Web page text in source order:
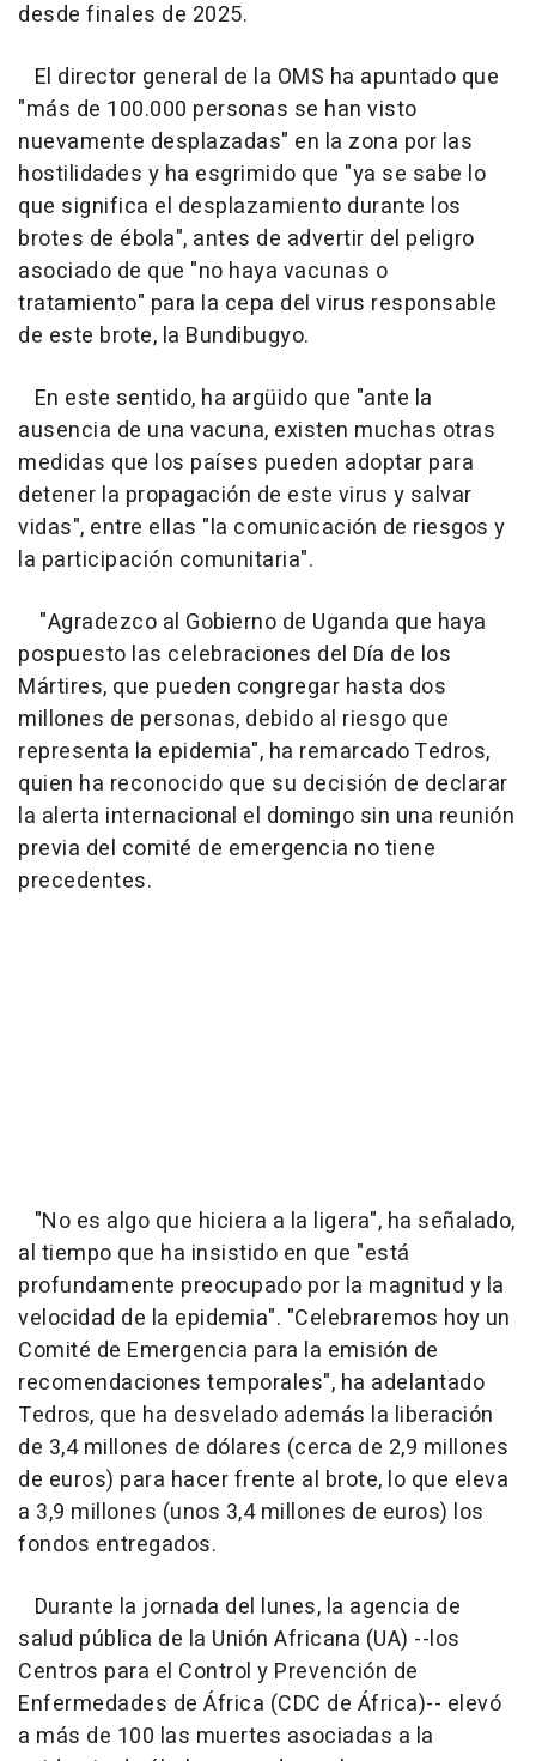
desde finales de 2025.
El director general de la OMS ha apuntado que
"más de 100.000 personas se han visto
nuevamente desplazadas" en la zona por las
hostilidades y ha esgrimido que "ya se sabe lo
que significa el desplazamiento durante los
brotes de ébola", antes de advertir del peligro
asociado de que "no haya vacunas o
tratamiento" para la cepa del virus responsable
de este brote, la Bundibugyo.
En este sentido, ha argüido que "ante la
ausencia de una vacuna, existen muchas otras
medidas que los países pueden adoptar para
detener la propagación de este virus y salvar
vidas", entre ellas "la comunicación de riesgos y
la participación comunitaria".
"Agradezco al Gobierno de Uganda que haya
pospuesto las celebraciones del Día de los
Mártires, que pueden congregar hasta dos
millones de personas, debido al riesgo que
representa la epidemia", ha remarcado Tedros,
quien ha reconocido que su decisión de declarar
la alerta internacional el domingo sin una reunión
previa del comité de emergencia no tiene
precedentes.
"No es algo que hiciera a la ligera", ha señalado,
al tiempo que ha insistido en que "está
profundamente preocupado por la magnitud y la
velocidad de la epidemia". "Celebraremos hoy un
Comité de Emergencia para la emisión de
recomendaciones temporales", ha adelantado
Tedros, que ha desvelado además la liberación
de 3,4 millones de dólares (cerca de 2,9 millones
de euros) para hacer frente al brote, lo que eleva
a 3,9 millones (unos 3,4 millones de euros) los
fondos entregados.
Durante la jornada del lunes, la agencia de
salud pública de la Unión Africana (UA) --los
Centros para el Control y Prevención de
Enfermedades de África (CDC de África)-- elevó
a más de 100 las muertes asociadas a la